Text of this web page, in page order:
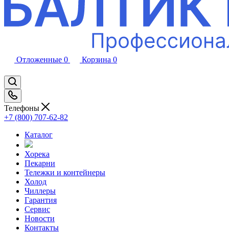
Отложенные 0 Корзина 0
Телефоны
+7 (800) 707-62-82
Каталог
Хорека
Пекарни
Тележки и контейнеры
Холод
Чиллеры
Гарантия
Сервис
Новости
Контакты